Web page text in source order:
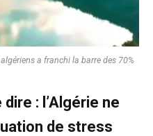
a franchi la barre des 70%
: l’Algérie ne
de stress